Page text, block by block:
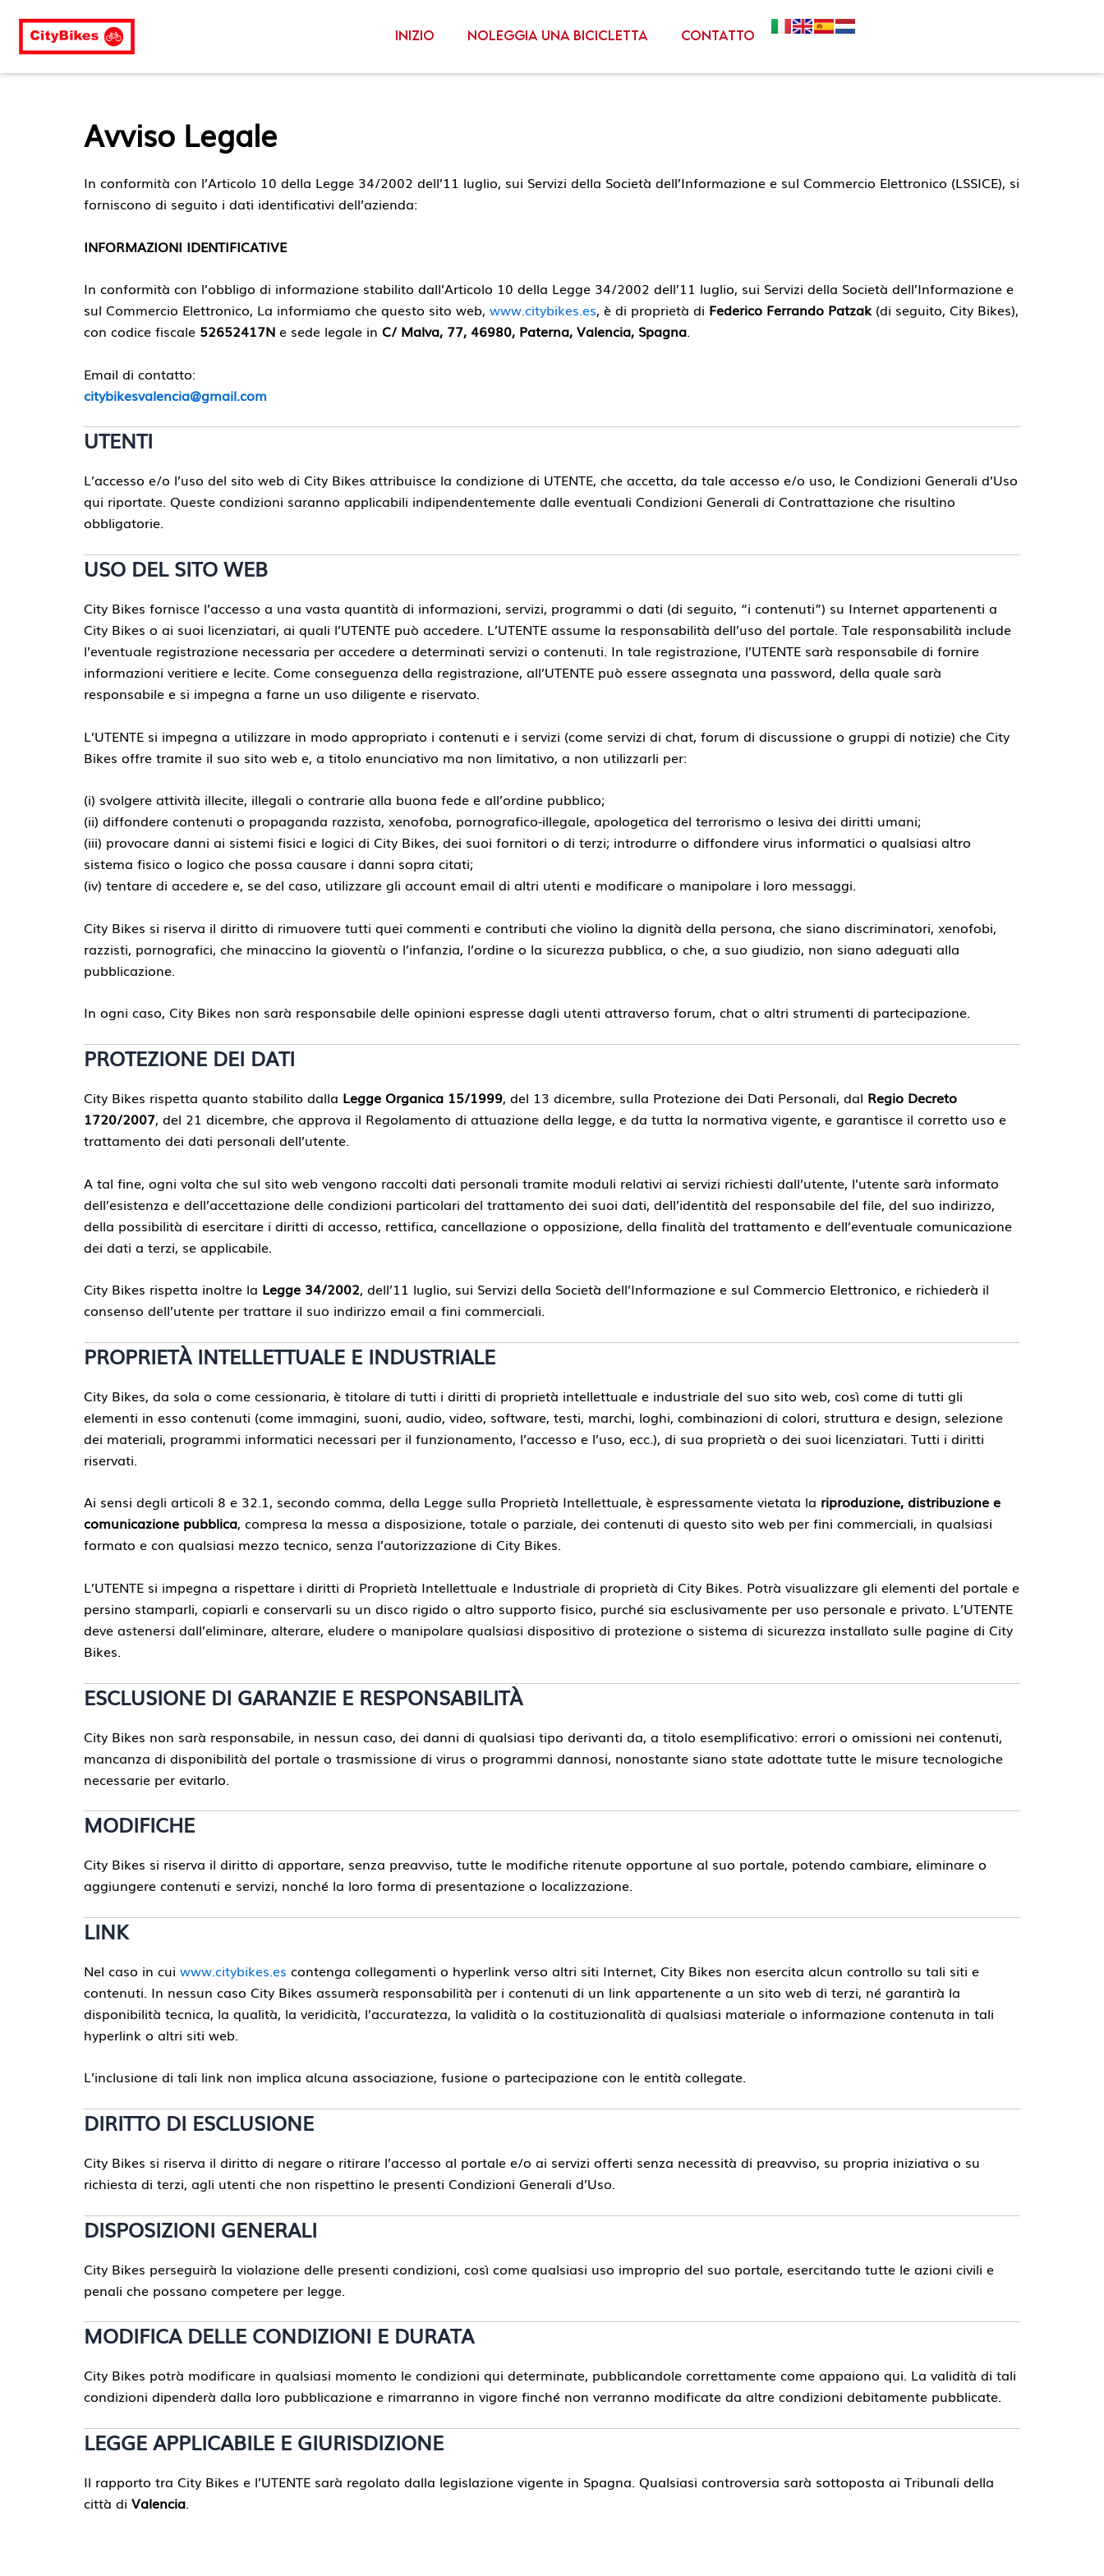
contenuto
Inizio Noleggia una bicicletta Contatto
Avviso Legale
In conformità con l’Articolo 10 della Legge 34/2002 dell’11 luglio, sui Servizi della Società dell’Informazione e sul Commercio Elettronico (LSSICE), si
forniscono di seguito i dati identificativi dell’azienda:
INFORMAZIONI IDENTIFICATIVE
In conformità con l’obbligo di informazione stabilito dall’Articolo 10 della Legge 34/2002 dell’11 luglio, sui Servizi della Società dell’Informazione e
sul Commercio Elettronico, La informiamo che questo sito web, www.citybikes.es, è di proprietà di Federico Ferrando Patzak(di seguito, City Bikes),
con codice fiscale 52652417N e sede legale in C/ Malva, 77, 46980, Paterna, Valencia, Spagna.
Email di contatto:
citybikesvalencia@gmail.com
UTENTI
L’accesso e/o l’uso del sito web di City Bikes attribuisce la condizione di UTENTE, che accetta, da tale accesso e/o uso, le Condizioni Generali d’Uso
qui riportate. Queste condizioni saranno applicabili indipendentemente dalle eventuali Condizioni Generali di Contrattazione che risultino
obbligatorie.
USO DEL SITO WEB
City Bikes fornisce l’accesso a una vasta quantità di informazioni, servizi, programmi o dati (di seguito, “i contenuti”) su Internet appartenenti a
City Bikes o ai suoi licenziatari, ai quali l’UTENTE può accedere. L’UTENTE assume la responsabilità dell’uso del portale. Tale responsabilità include
l’eventuale registrazione necessaria per accedere a determinati servizi o contenuti. In tale registrazione, l’UTENTE sarà responsabile di fornire
informazioni veritiere e lecite. Come conseguenza della registrazione, all’UTENTE può essere assegnata una password, della quale sarà
responsabile e si impegna a farne un uso diligente e riservato.
L’UTENTE si impegna a utilizzare in modo appropriato i contenuti e i servizi (come servizi di chat, forum di discussione o gruppi di notizie) che City
Bikes offre tramite il suo sito web e, a titolo enunciativo ma non limitativo, a non utilizzarli per:
(i) svolgere attività illecite, illegali o contrarie alla buona fede e all’ordine pubblico;
(ii) diffondere contenuti o propaganda razzista, xenofoba, pornografico-illegale, apologetica del terrorismo o lesiva dei diritti umani;
(iii) provocare danni ai sistemi fisici e logici di City Bikes, dei suoi fornitori o di terzi; introdurre o diffondere virus informatici o qualsiasi altro
sistema fisico o logico che possa causare i danni sopra citati;
(iv) tentare di accedere e, se del caso, utilizzare gli account email di altri utenti e modificare o manipolare i loro messaggi.
City Bikes si riserva il diritto di rimuovere tutti quei commenti e contributi che violino la dignità della persona, che siano discriminatori, xenofobi,
razzisti, pornografici, che minaccino la gioventù o l’infanzia, l’ordine o la sicurezza pubblica, o che, a suo giudizio, non siano adeguati alla
pubblicazione.
In ogni caso, City Bikes non sarà responsabile delle opinioni espresse dagli utenti attraverso forum, chat o altri strumenti di partecipazione.
PROTEZIONE DEI DATI
City Bikes rispetta quanto stabilito dalla Legge Organica 15/1999, del 13 dicembre, sulla Protezione dei Dati Personali, dal Regio Decreto
1720/2007, del 21 dicembre, che approva il Regolamento di attuazione della legge, e da tutta la normativa vigente, e garantisce il corretto uso e
trattamento dei dati personali dell’utente.
A tal fine, ogni volta che sul sito web vengono raccolti dati personali tramite moduli relativi ai servizi richiesti dall’utente, l’utente sarà informato
dell’esistenza e dell’accettazione delle condizioni particolari del trattamento dei suoi dati, dell’identità del responsabile del file, del suo indirizzo,
della possibilità di esercitare i diritti di accesso, rettifica, cancellazione o opposizione, della finalità del trattamento e dell’eventuale comunicazione
dei dati a terzi, se applicabile.
City Bikes rispetta inoltre la Legge 34/2002, dell’11 luglio, sui Servizi della Società dell’Informazione e sul Commercio Elettronico, e richiederà il
consenso dell’utente per trattare il suo indirizzo email a fini commerciali.
PROPRIETÀ INTELLETTUALE E INDUSTRIALE
City Bikes, da sola o come cessionaria, è titolare di tutti i diritti di proprietà intellettuale e industriale del suo sito web, così come di tutti gli
elementi in esso contenuti (come immagini, suoni, audio, video, software, testi, marchi, loghi, combinazioni di colori, struttura e design, selezione
dei materiali, programmi informatici necessari per il funzionamento, l’accesso e l’uso, ecc.), di sua proprietà o dei suoi licenziatari. Tutti i diritti
riservati.
Ai sensi degli articoli 8 e 32.1, secondo comma, della Legge sulla Proprietà Intellettuale, è espressamente vietata la riproduzione, distribuzione e
comunicazione pubblica, compresa la messa a disposizione, totale o parziale, dei contenuti di questo sito web per fini commerciali, in qualsiasi
formato e con qualsiasi mezzo tecnico, senza l’autorizzazione di City Bikes.
L’UTENTE si impegna a rispettare i diritti di Proprietà Intellettuale e Industriale di proprietà di City Bikes. Potrà visualizzare gli elementi del portale e
persino stamparli, copiarli e conservarli su un disco rigido o altro supporto fisico, purché sia esclusivamente per uso personale e privato. L’UTENTE
deve astenersi dall’eliminare, alterare, eludere o manipolare qualsiasi dispositivo di protezione o sistema di sicurezza installato sulle pagine di City
Bikes.
ESCLUSIONE DI GARANZIE E RESPONSABILITÀ
City Bikes non sarà responsabile, in nessun caso, dei danni di qualsiasi tipo derivanti da, a titolo esemplificativo: errori o omissioni nei contenuti,
mancanza di disponibilità del portale o trasmissione di virus o programmi dannosi, nonostante siano state adottate tutte le misure tecnologiche
necessarie per evitarlo.
MODIFICHE
City Bikes si riserva il diritto di apportare, senza preavviso, tutte le modifiche ritenute opportune al suo portale, potendo cambiare, eliminare o
aggiungere contenuti e servizi, nonché la loro forma di presentazione o localizzazione.
LINK
Nel caso in cui www.citybikes.es contenga collegamenti o hyperlink verso altri siti Internet, City Bikes non esercita alcun controllo su tali siti e
contenuti. In nessun caso City Bikes assumerà responsabilità per i contenuti di un link appartenente a un sito web di terzi, né garantirà la
disponibilità tecnica, la qualità, la veridicità, l’accuratezza, la validità o la costituzionalità di qualsiasi materiale o informazione contenuta in tali
hyperlink o altri siti web.
L’inclusione di tali link non implica alcuna associazione, fusione o partecipazione con le entità collegate.
DIRITTO DI ESCLUSIONE
City Bikes si riserva il diritto di negare o ritirare l’accesso al portale e/o ai servizi offerti senza necessità di preavviso, su propria iniziativa o su
richiesta di terzi, agli utenti che non rispettino le presenti Condizioni Generali d’Uso.
DISPOSIZIONI GENERALI
City Bikes perseguirà la violazione delle presenti condizioni, così come qualsiasi uso improprio del suo portale, esercitando tutte le azioni civili e
penali che possano competere per legge.
MODIFICA DELLE CONDIZIONI E DURATA
City Bikes potrà modificare in qualsiasi momento le condizioni qui determinate, pubblicandole correttamente come appaiono qui. La validità di tali
condizioni dipenderà dalla loro pubblicazione e rimarranno in vigore finché non verranno modificate da altre condizioni debitamente pubblicate.
LEGGE APPLICABILE E GIURISDIZIONE
Il rapporto tra City Bikes e l’UTENTE sarà regolato dalla legislazione vigente in Spagna. Qualsiasi controversia sarà sottoposta ai Tribunali della
città di Valencia.